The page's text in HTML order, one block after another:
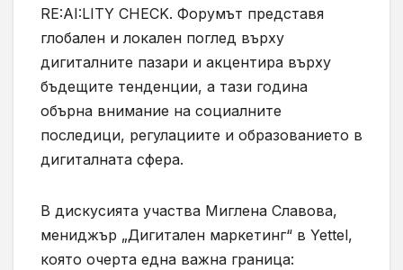
RE:AI:LITY CHECK. Форумът представя
глобален и локален поглед върху
дигиталните пазари и акцентира върху
бъдещите тенденции, а тази година
обърна внимание на социалните
последици, регулациите и образованието в
дигиталната сфера.
В дискусията участва Миглена Славова,
мениджър „Дигитален маркетинг“ в Yettel,
която очерта една важна граница: